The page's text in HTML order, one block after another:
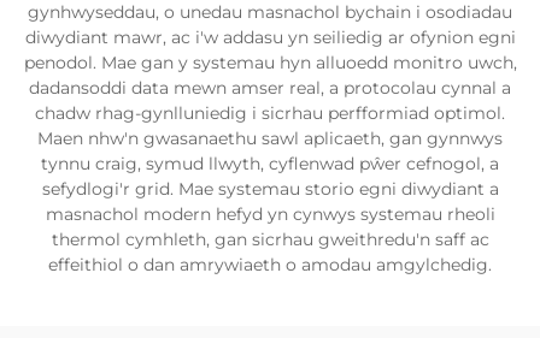
gynhwyseddau, o unedau masnachol bychain i osodiadau
diwydiant mawr, ac i'w addasu yn seiliedig ar ofynion egni
penodol. Mae gan y systemau hyn alluoedd monitro uwch,
dadansoddi data mewn amser real, a protocolau cynnal a
chadw rhag-gynlluniedig i sicrhau perfformiad optimol.
Maen nhw'n gwasanaethu sawl aplicaeth, gan gynnwys
tynnu craig, symud llwyth, cyflenwad pŵer cefnogol, a
sefydlogi'r grid. Mae systemau storio egni diwydiant a
masnachol modern hefyd yn cynwys systemau rheoli
thermol cymhleth, gan sicrhau gweithredu'n saff ac
effeithiol o dan amrywiaeth o amodau amgylchedig.